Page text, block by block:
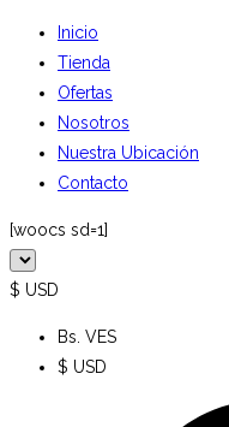
Inicio
Tienda
Ofertas
Nosotros
Nuestra Ubicación
Contacto
[woocs sd=1]
$ USD
Bs. VES
$ USD